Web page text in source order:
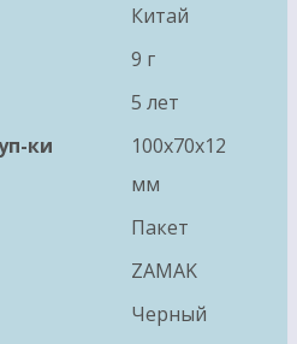
Китай
9 г
5 лет
ки
100x70x12
мм
Пакет
ZAMAK
Черный